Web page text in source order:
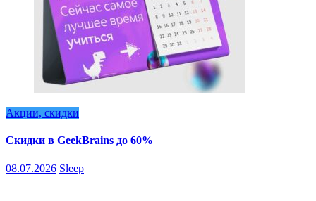
Акции, скидки
Скидки в GeekBrains до 60%
08.07.2026 Sleep